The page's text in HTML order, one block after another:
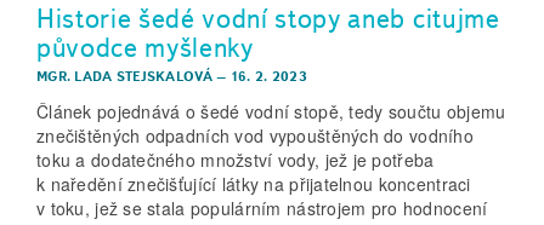
Historie šedé vodní stopy aneb citujme
původce myšlenky
MGR. LADA STEJSKALOVÁ– 16. 2. 2023
Článek pojednává o šedé vodní stopě, tedy součtu objemu
znečištěných odpadních vod vypouštěných do vodního
toku a dodatečného množství vody, jež je potřeba
k naředění znečišťující látky na přijatelnou koncentraci
v toku, jež se stala populárním nástrojem pro hodnocení